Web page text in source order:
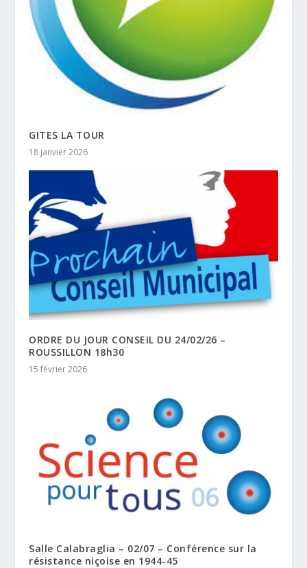
GITES LA TOUR
18 janvier 2026
ORDRE DU JOUR CONSEIL DU 24/02/26 –
ROUSSILLON 18h30
15 février 2026
Salle Calabraglia – 02/07 – Conférence sur la
résistance niçoise en 1944-45